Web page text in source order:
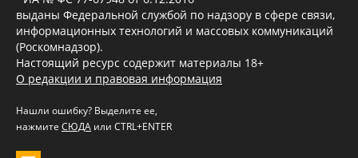
выданы Федеральной службой по надзору в сфере связи,
информационных технологий и массовых коммуникаций
(Роскомнадзор).
Настоящий ресурс содержит материалы 18+
О редакции и правовая информация
Нашли ошибку? Выделите ее,
нажмите СЮДА или CTRL+ENTER